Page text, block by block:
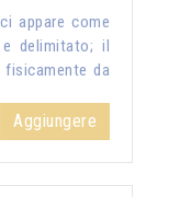
appare come
delimitato; il
da
Aggiungere